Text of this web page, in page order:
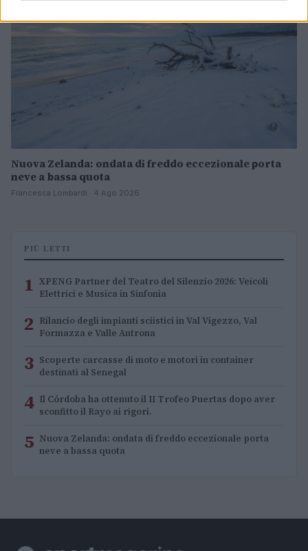
Nuova Zelanda: ondata di freddo eccezionale porta
neve a bassa quota
Francesca Lombardi · 4 Ago 2026
PIÙ LETTI
1 XPENG Partner del Teatro del Silenzio 2026: Veicoli
Elettrici e Musica in Sinfonia
2 Rilancio degli impianti sciistici in Val Vigezzo, Val
Formazza e Valle Antrona
3 Scoperte carcasse di moto e motori in container
destinati al Senegal
4 Il Córdoba ha ottenuto il II Trofeo Puertas dopo aver
sconfitto il Rayo ai rigori.
5 Nuova Zelanda: ondata di freddo eccezionale porta
neve a bassa quota